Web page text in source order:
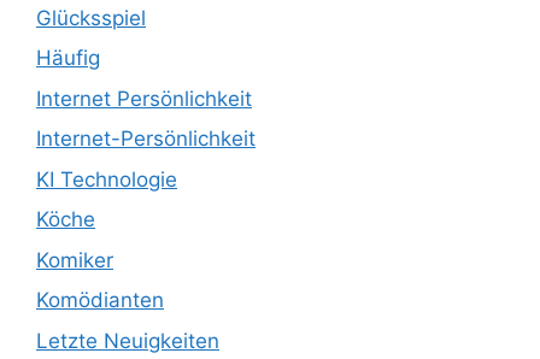
Glücksspiel
Häufig
Internet Persönlichkeit
Internet-Persönlichkeit
KI Technologie
Köche
Komiker
Komödianten
Letzte Neuigkeiten